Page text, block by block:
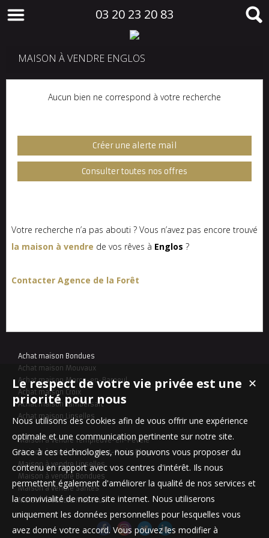
03 20 23 20 83
MAISON À VENDRE ENGLOS
Aucun bien ne correspond à votre recherche
Créer une alerte mail
Consulter toutes nos offres
Votre recherche n’a pas abouti ? Vous n’avez pas encore trouvé
la maison à vendre de vos rêves à Englos ?
Contacter Agence de la Forêt
Achat maison Bondues
Achat maison Mouvaux
Achat maison Marcq-en-Baroeul
Achat maison Croix
Achat maison Lambersart
Achat maison Linselles
Maison à vendre Templeuve-en-Pévèle
Maison à vendre Le Touquet-Paris-Plage
Maison à vendre Linselles
Maison à vendre Bondues
Maison à vendre Santes
Maison à vendre Mouvaux
✕
Le respect de votre vie privée est une
priorité pour nous
Nous utilisons des cookies afin de vous offrir une expérience
optimale et une communication pertinente sur notre site.
Grace à ces technologies, nous pouvons vous proposer du
contenu en rapport avec vos centres d'intérêt. Ils nous
permettent également d'améliorer la qualité de nos services et
la convivialité de notre site internet. Nous utiliserons
uniquement les données personnelles pour lesquelles vous
avez donné votre accord. Vous pouvez les modifier à